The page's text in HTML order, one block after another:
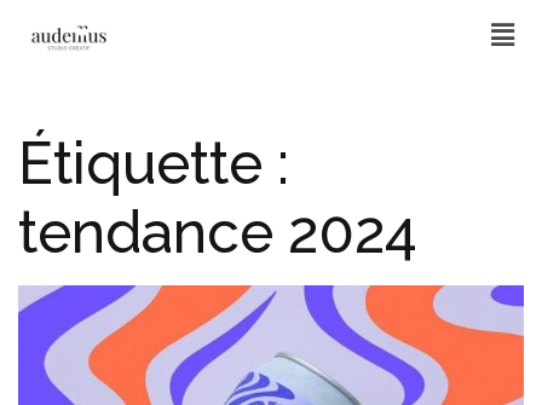
Étiquette :
tendance 2024